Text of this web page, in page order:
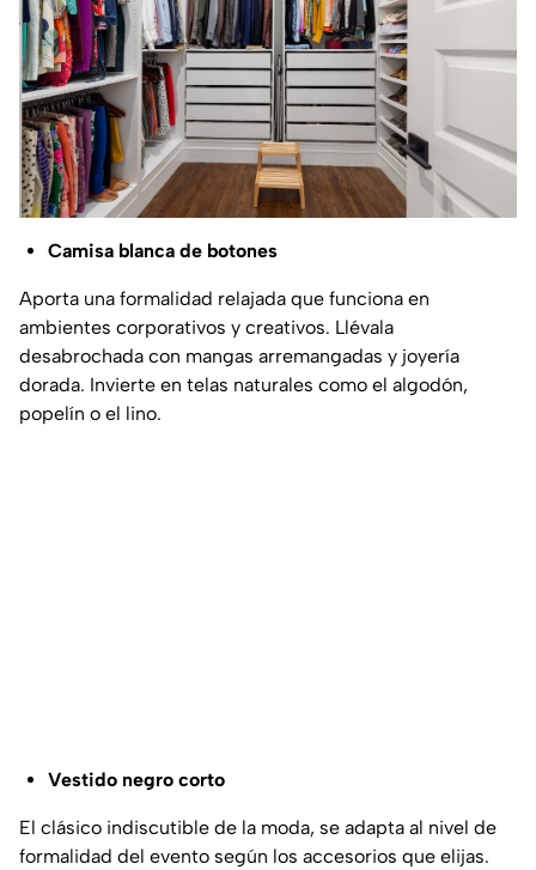
Camisa blanca de botones
Aporta una formalidad relajada que funciona en
ambientes corporativos y creativos. Llévala
desabrochada con mangas arremangadas y joyería
dorada. Invierte en telas naturales como el algodón,
popelín o el lino.
Vestido negro corto
El clásico indiscutible de la moda, se adapta al nivel de
formalidad del evento según los accesorios que elijas.